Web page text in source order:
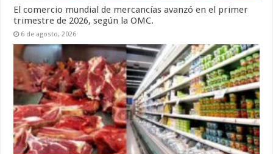
El comercio mundial de mercancías avanzó en el primer
trimestre de 2026, según la OMC.
6 de agosto, 2026